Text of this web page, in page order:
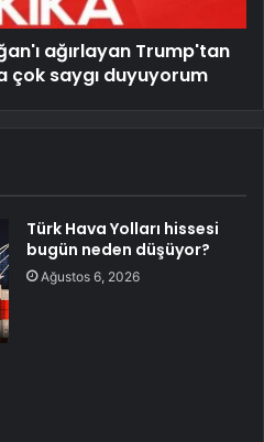
ağırlayan Trump'tan
çok saygı duyuyorum
Türk Hava Yolları hissesi
bugün neden düşüyor?
Ağustos 6, 2026